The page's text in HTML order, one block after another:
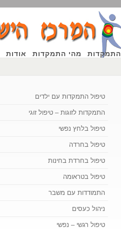
התמקדות מהי התמקדות אודות
טיפול התמקדות עם ילדים
התמקדות לזוגות – טיפול זוגי
טיפול בלחץ נפשי
טיפול בחרדה
טיפול בחרדת בחינות
טיפול בטראומה
התמודדות עם משבר
ניהול כעסים
טיפול רגשי – נפשי